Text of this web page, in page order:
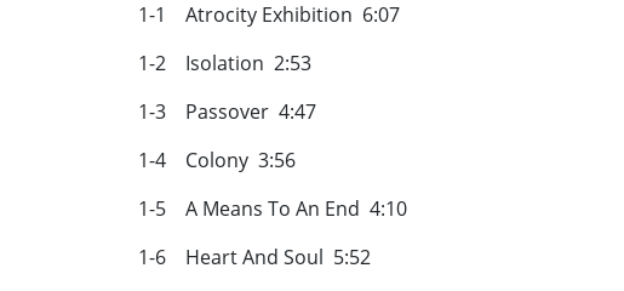
1-1 Atrocity Exhibition 6:07
1-2 Isolation 2:53
1-3 Passover 4:47
1-4 Colony 3:56
1-5 A Means To An End 4:10
1-6 Heart And Soul 5:52